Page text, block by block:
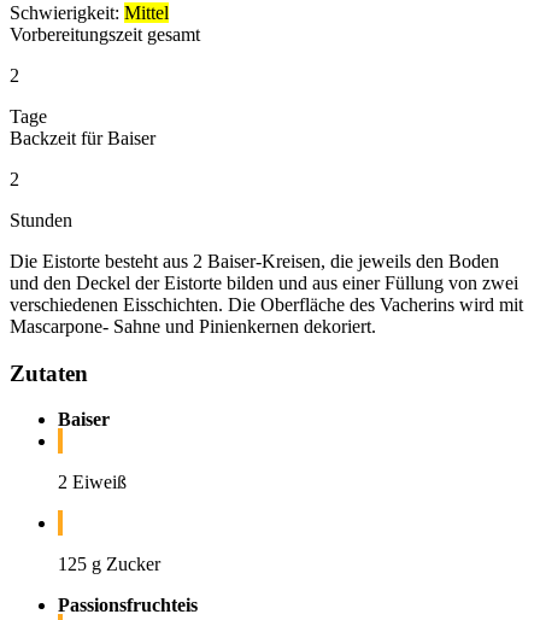
Schwierigkeit: Mittel
Vorbereitungszeit gesamt
2
Tage
Backzeit für Baiser
2
Stunden
Die Eistorte besteht aus 2 Baiser-Kreisen, die jeweils den Boden
und den Deckel der Eistorte bilden und aus einer Füllung von zwei
verschiedenen Eisschichten. Die Oberfläche des Vacherins wird mit
Mascarpone- Sahne und Pinienkernen dekoriert.
Zutaten
Baiser
2 Eiweiß
125 g Zucker
Passionsfruchteis